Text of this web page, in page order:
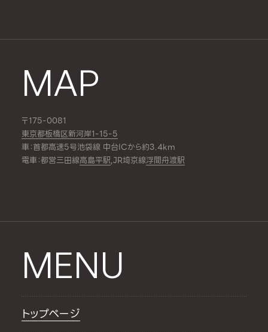
MAP
〒175-0081
東京都板橋区新河岸1-15-5
車：首都高速5号池袋線 中台ICから約3.4km
電車：都営三田線高島平駅,JR埼京線浮間舟渡駅
MENU
トップページ